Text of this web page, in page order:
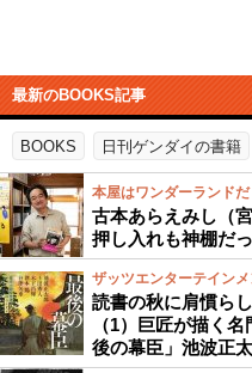
最新のBOOKS記事
BOOKS 日刊ゲンダイの書籍
本屋はワンダーランドだ
古本あらえみし（
押し入れも神棚だ
ザッツエンターテインメ
読書の秋に肩慣ら
（1）巨匠が描く
後の幕臣」池波正